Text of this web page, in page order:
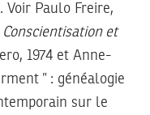
Voir Paulo Freire,
Conscientisation et
1974 et Anne-
” : généalogie
sur le